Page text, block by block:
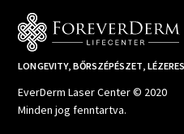
LONGEVITY, BŐRSZÉPÉSZET,
EverDerm Laser Center © 2020
Minden jog fenntartva.